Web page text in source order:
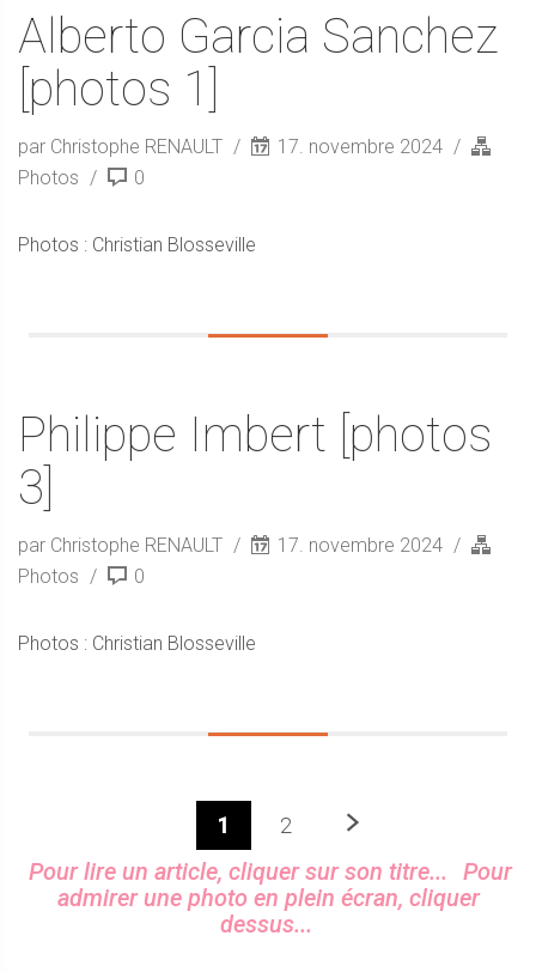
Alberto Garcia Sanchez
[photos 1]
par Christophe RENAULT
17. novembre 2024
Photos
0
Photos : Christian Blosseville
Philippe Imbert [photos
3]
par Christophe RENAULT
17. novembre 2024
Photos
0
Photos : Christian Blosseville
1 2 Prochaine
Sidebar
Pour lire un article, cliquer sur son titre...
Pour
admirer une photo en plein écran, cliquer
dessus...